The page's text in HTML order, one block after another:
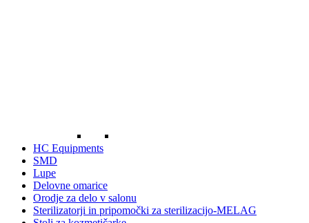
HC Equipments
SMD
Lupe
Delovne omarice
Orodje za delo v salonu
Sterilizatorji in pripomočki za sterilizacijo-MELAG